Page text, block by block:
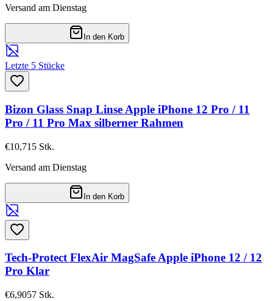
Versand am Dienstag
In den Korb
Letzte 5 Stücke
Bizon Glass Snap Linse Apple iPhone 12 Pro / 11
Pro / 11 Pro Max silberner Rahmen
€10,71 5 Stk.
Versand am Dienstag
In den Korb
Tech-Protect FlexAir MagSafe Apple iPhone 12 / 12
Pro Klar
€6,9057 Stk.